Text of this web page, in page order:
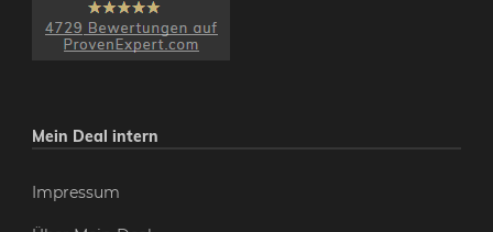
Mein Deal intern
Impressum